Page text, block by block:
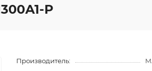
Р
Производитель: